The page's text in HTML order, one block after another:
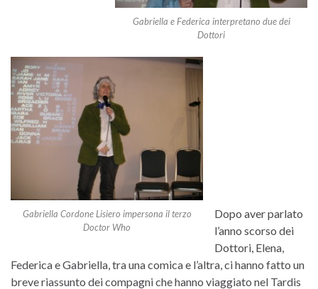
Gabriella e Federica interpretano due dei
Dottori
Gabriella Cordone Lisiero impersona il terzo
Doctor Who
Dopo aver parlato
l’anno scorso dei
Dottori, Elena,
Federica e Gabriella, tra una comica e l’altra, ci hanno fatto un
breve riassunto dei compagni che hanno viaggiato nel Tardis